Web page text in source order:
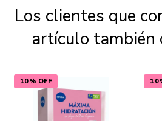
Los clientes que
artículo también
10% OFF